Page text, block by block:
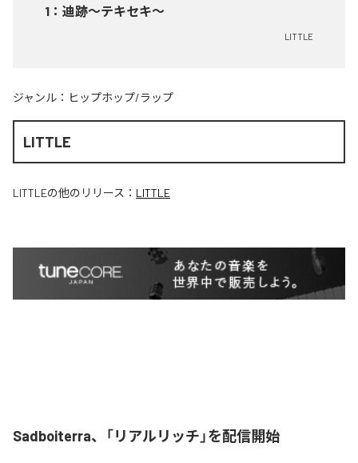
1 ： 迪跡〜テキセキ〜
LITTLE
ジャンル： ヒップホップ/ラップ
LITTLE
LITTLEの他のリリース： LITTLE
Sadboiterra、「リアルリッチ」を配信開始